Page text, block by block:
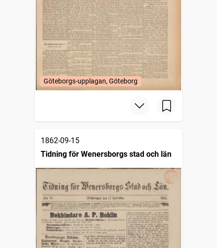
Göteborgs-upplagan, Göteborg
1862-09-15
Tidning för Wenersborgs stad och län